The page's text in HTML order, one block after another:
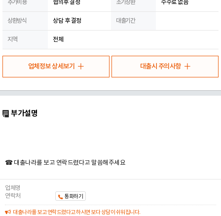
추가비용 협의후 결정 조기상환 수수료 없음
상환방식 상담 후 결정 대출기간
지역 전체
업체정보 상세보기 대출시 주의사항
부가설명
☎ 대출나라를 보고 연락드렸다고 말씀해주세요
업체명
연락처
통화하기
대출나라를 보고 연락드렸다고 하시면 보다 상담이 쉬워집니다.